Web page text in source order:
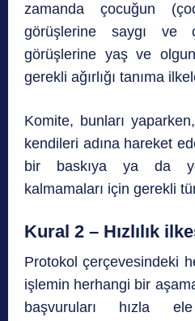
zamanda çocuğun
görüşlerine saygı ve
görüşlerine yaş ve
gerekli ağırlığı tanıma
Komite, bunları
kendileri adına hareket
bir baskıya ya da
kalmamaları için gerekli
Kural 2 – Hızlılık
Protokol çerçevesindeki
işlemin herhangi bir
başvuruları hızla